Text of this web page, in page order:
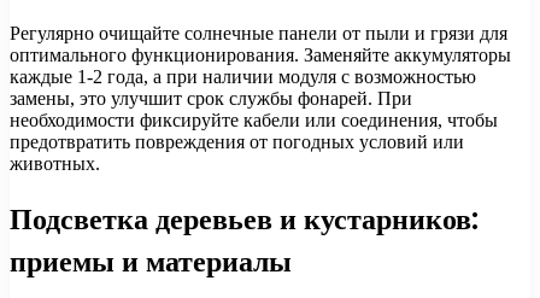
Регулярно очищайте солнечные панели от пыли и грязи для
оптимального функционирования. Заменяйте аккумуляторы
каждые 1-2 года, а при наличии модуля с возможностью
замены, это улучшит срок службы фонарей. При
необходимости фиксируйте кабели или соединения, чтобы
предотвратить повреждения от погодных условий или
животных.
Подсветка деревьев и кустарников:
приемы и материалы